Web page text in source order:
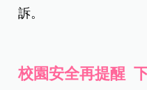
訴。
校園安全再提醒